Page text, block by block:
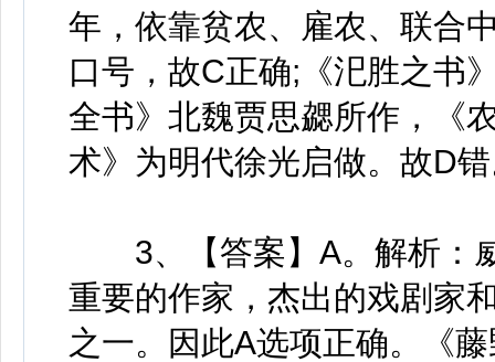
年，依靠贫农、雇农、联合
口号，故C正确;《汜胜之书
全书》北魏贾思勰所作，《
术》为明代徐光启做。故D
3、【答案】A。解析：威
重要的作家，杰出的戏剧家
之一。因此A选项正确。《